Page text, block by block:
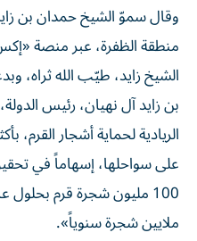
وقال سموّ الشيخ حمدان بن
منطقة الظفرة، عبر منصة
الشيخ زايد، طيّب الله
بن زايد آل نهيان، رئيس
على سواحلها، إسهاماً في
ملايين شجرة سنوياً».